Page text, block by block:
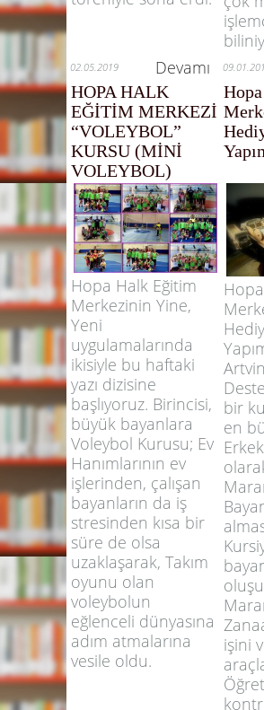
02.05.2019 Devamı
HOPA HALK
EĞİTİM MERKEZİ
“VOLEYBOL”
KURSU (MİNİ
VOLEYBOL)
Hopa Halk Eğitim
Merkezinin Yine,
Yeni
uygulamalarında
ikisiyle bu haftaki
yazı dizisine
başlıyoruz. Birincisi,
büyük bayanlara
Voleybol Kurusu; Ev
Hanımlarının ev
işlerinden, çalışan
bayanların da iş
stresinden kısa bir
süre de olsa
uzaklaşarak, Takım
oyunu olan
voleybolun
eğlenceli dünyasına
adım atmalarına
vesile oldu.
bir
en
işini